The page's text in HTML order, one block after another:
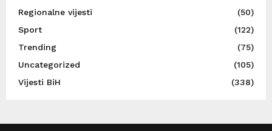
Regionalne vijesti
(50)
Sport
(122)
Trending
(75)
Uncategorized
(105)
Vijesti BiH
(338)